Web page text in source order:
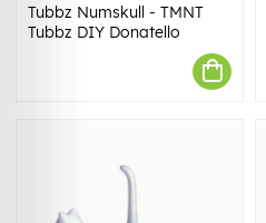
Tubbz Numskull - TMNT
Tubbz DIY Donatello